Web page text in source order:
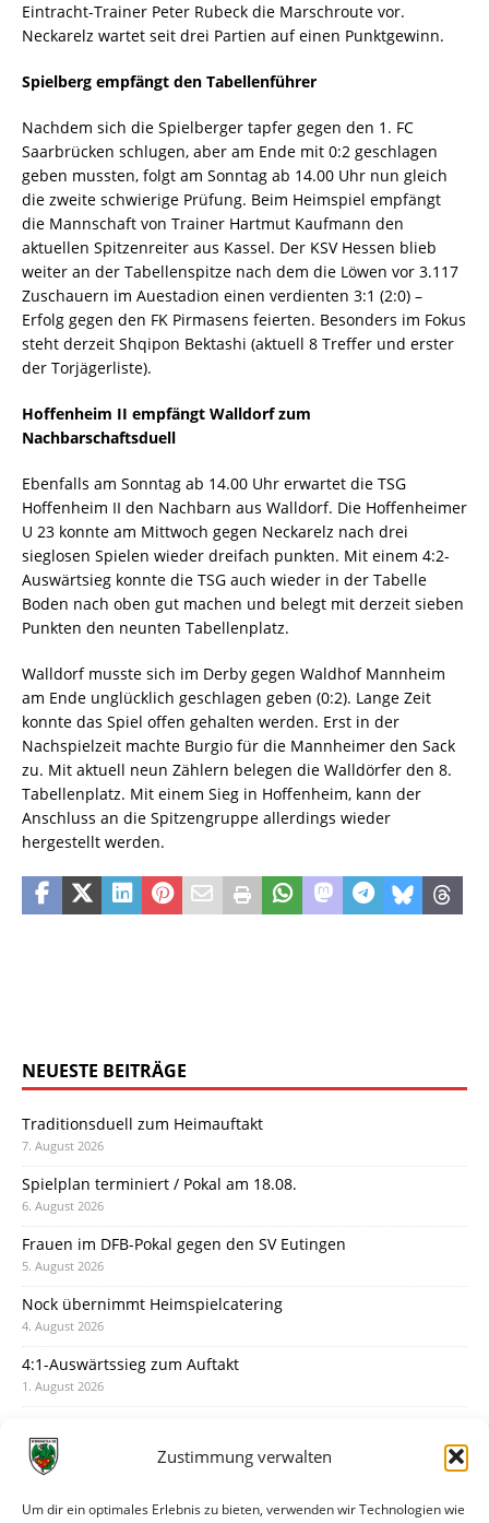
Zustimmung verwalten
Um dir ein optimales Erlebnis zu bieten, verwenden wir Technologien wie
Eintracht-Trainer Peter Rubeck die Marschroute vor.
Neckarelz wartet seit drei Partien auf einen Punktgewinn.
Spielberg empfängt den Tabellenführer
Nachdem sich die Spielberger tapfer gegen den 1. FC
Saarbrücken schlugen, aber am Ende mit 0:2 geschlagen
geben mussten, folgt am Sonntag ab 14.00 Uhr nun gleich
die zweite schwierige Prüfung. Beim Heimspiel empfängt
die Mannschaft von Trainer Hartmut Kaufmann den
aktuellen Spitzenreiter aus Kassel. Der KSV Hessen blieb
weiter an der Tabellenspitze nach dem die Löwen vor 3.117
Zuschauern im Auestadion einen verdienten 3:1 (2:0) –
Erfolg gegen den FK Pirmasens feierten. Besonders im Fokus
steht derzeit Shqipon Bektashi (aktuell 8 Treffer und erster
der Torjägerliste).
Hoffenheim II empfängt Walldorf zum
Nachbarschaftsduell
Ebenfalls am Sonntag ab 14.00 Uhr erwartet die TSG
Hoffenheim II den Nachbarn aus Walldorf. Die Hoffenheimer
U 23 konnte am Mittwoch gegen Neckarelz nach drei
sieglosen Spielen wieder dreifach punkten. Mit einem 4:2-
Auswärtsieg konnte die TSG auch wieder in der Tabelle
Boden nach oben gut machen und belegt mit derzeit sieben
Punkten den neunten Tabellenplatz.
Walldorf musste sich im Derby gegen Waldhof Mannheim
am Ende unglücklich geschlagen geben (0:2). Lange Zeit
konnte das Spiel offen gehalten werden. Erst in der
Nachspielzeit machte Burgio für die Mannheimer den Sack
zu. Mit aktuell neun Zählern belegen die Walldörfer den 8.
Tabellenplatz. Mit einem Sieg in Hoffenheim, kann der
Anschluss an die Spitzengruppe allerdings wieder
hergestellt werden.
NEUESTE BEITRÄGE
Traditionsduell zum Heimauftakt
7. August 2026
Spielplan terminiert / Pokal am 18.08.
6. August 2026
Frauen im DFB-Pokal gegen den SV Eutingen
5. August 2026
Nock übernimmt Heimspielcatering
4. August 2026
4:1-Auswärtssieg zum Auftakt
1. August 2026
31. Juli 2026
30. Juli 2026